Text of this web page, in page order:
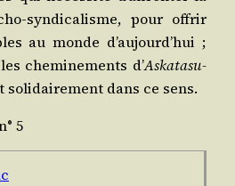
syn­di­ca­lisme, pour offrir
au monde d’au­jourd’­hui ;
che­mi­ne­ments d’Aska­ta­su­
soli­dai­re­ment dans ce sens.
5